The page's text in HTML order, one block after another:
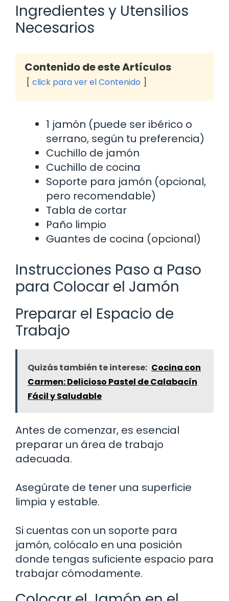
Ingredientes y Utensilios
Necesarios
Contenido de este Artículos
click para ver el Contenido
1 jamón (puede ser ibérico o
serrano, según tu preferencia)
Cuchillo de jamón
Cuchillo de cocina
Soporte para jamón (opcional,
pero recomendable)
Tabla de cortar
Paño limpio
Guantes de cocina (opcional)
Instrucciones Paso a Paso
para Colocar el Jamón
Preparar el Espacio de
Trabajo
Quizás también te interese: Cocina con
Carmen: Delicioso Pastel de Calabacín
Fácil y Saludable
Antes de comenzar, es esencial
preparar un área de trabajo
adecuada.
Asegúrate de tener una superficie
limpia y estable.
Si cuentas con un soporte para
jamón, colócalo en una posición
donde tengas suficiente espacio para
trabajar cómodamente.